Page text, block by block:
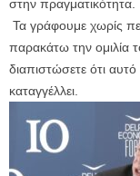
στην πραγματικότητα.
Τα γράφουμε χωρίς
παρακάτω την ομιλία
διαπιστώσετε ότι
καταγγέλλει.